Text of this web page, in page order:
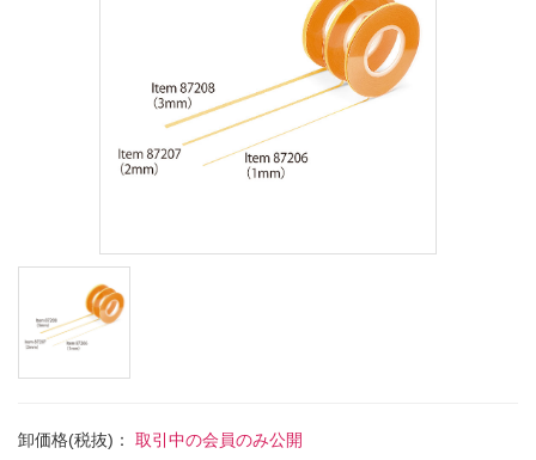
卸価格(税抜)： 取引中の会員のみ公開